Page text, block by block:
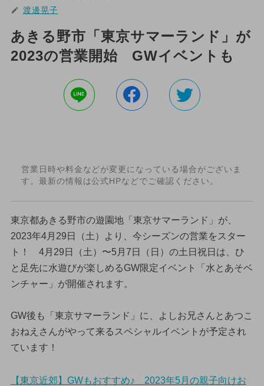
渡邊晃子
あきる野市「東京サマーランド」が
2023の営業開始 GWイベントも
営業日時や料金などが変更になっている場合がございま
す。最新の情報は公式HPなどでご確認ください。
東京都あきる野市の遊園地「東京サマーランド」が、
2023年4月29日（土）より、今シーズンの営業をスター
ト！ 4月29日（土）〜5月7日（日）の土日祝日は、ひ
と足先に水遊びが楽しめるGW限定イベント「水とあそベ
ンチャー」が開催されます。
GW後も「東京サマーランド」に、よしお兄さんとあつこ
おねえさんがやって来るスペシャルイベントが予定され
ています！
【東京近郊】GWもおすすめ♪ 2023年5月の親子向けお